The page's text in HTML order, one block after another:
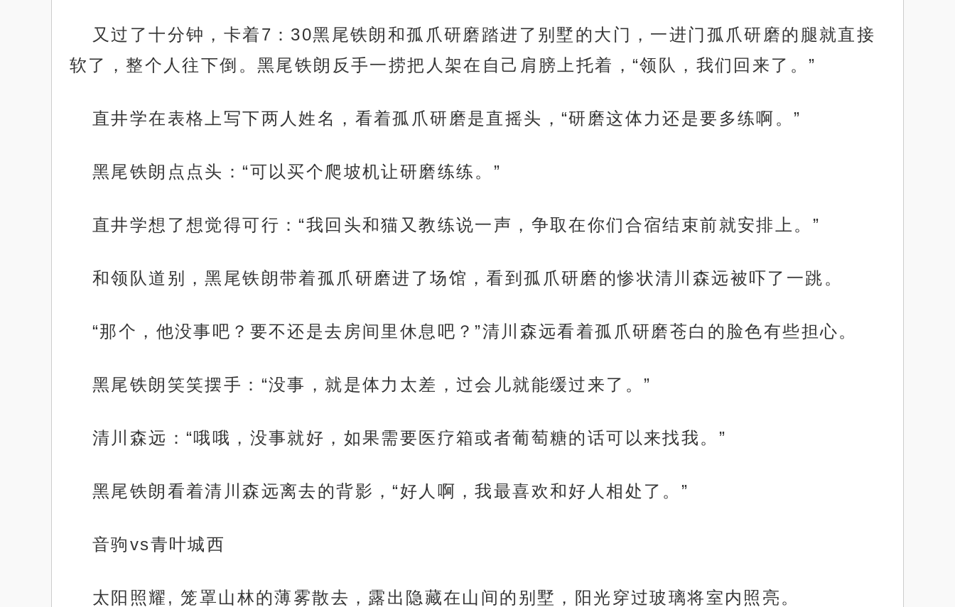
又过了十分钟，卡着7：30黑尾铁朗和孤爪研磨踏进了别墅的大门，一进门孤爪研磨的腿就直接
软了，整个人往下倒。黑尾铁朗反手一捞把人架在自己肩膀上托着，“领队，我们回来了。”
直井学在表格上写下两人姓名，看着孤爪研磨是直摇头，“研磨这体力还是要多练啊。”
黑尾铁朗点点头：“可以买个爬坡机让研磨练练。”
直井学想了想觉得可行：“我回头和猫又教练说一声，争取在你们合宿结束前就安排上。”
和领队道别，黑尾铁朗带着孤爪研磨进了场馆，看到孤爪研磨的惨状清川森远被吓了一跳。
“那个，他没事吧？要不还是去房间里休息吧？”清川森远看着孤爪研磨苍白的脸色有些担心。
黑尾铁朗笑笑摆手：“没事，就是体力太差，过会儿就能缓过来了。”
清川森远：“哦哦，没事就好，如果需要医疗箱或者葡萄糖的话可以来找我。”
黑尾铁朗看着清川森远离去的背影，“好人啊，我最喜欢和好人相处了。”
音驹vs青叶城西
太阳照耀, 笼罩山林的薄雾散去，露出隐藏在山间的别墅，阳光穿过玻璃将室内照亮。